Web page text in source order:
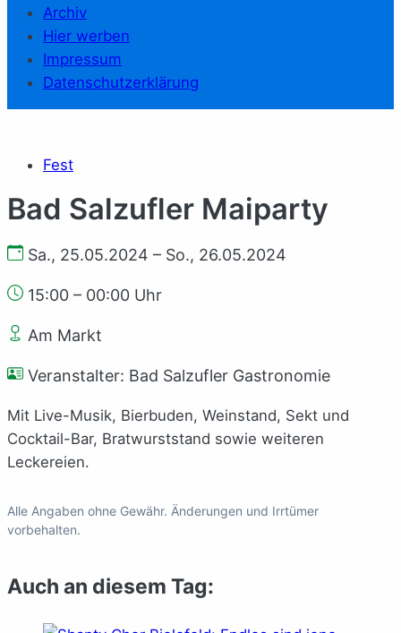
Archiv
Hier werben
Impressum
Datenschutzerklärung
Fest
Bad Salzufler Maiparty
Sa., 25.05.2024 – So., 26.05.2024
15:00 – 00:00 Uhr
Am Markt
Veranstalter: Bad Salzufler Gastronomie
Mit Live-Musik, Bierbuden, Weinstand, Sekt und
Cocktail-Bar, Bratwurststand sowie weiteren
Leckereien.
Alle Angaben ohne Gewähr. Änderungen und Irrtümer
vorbehalten.
Auch an diesem Tag: